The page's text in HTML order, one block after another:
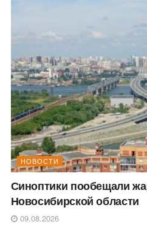
НОВОСТИ
Синоптики пообещали
Новосибирской области
09.08.2026